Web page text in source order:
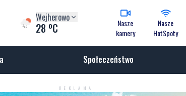
Wejherowo
28 oC
Nasze
kamery
Nasze
HotSpoty
Społeczeństwo
REKLAMA